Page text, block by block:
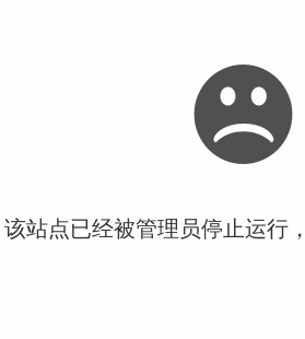
站点已经被管理员停止运行